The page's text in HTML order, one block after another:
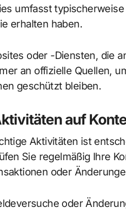
umfasst
erhalten haben.
oder -Diensten, die
an offizielle Quellen,
geschützt bleiben.
auf
Aktivitäten ist
Sie regelmäßig Ihre
oder
oder